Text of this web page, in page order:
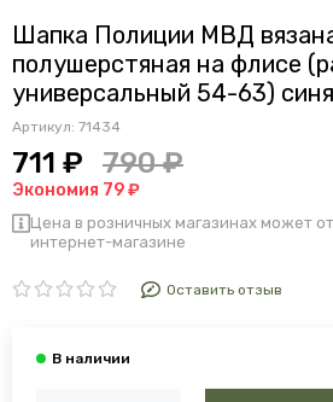
Шапка Полиции МВД
полушерстяная на флисе
универсальный 54-63)
Артикул: 71434
711 ₽ 790 ₽
Экономия 79 ₽
Цена в розничных магазинах может
интернет-магазине
Оставить отзыв